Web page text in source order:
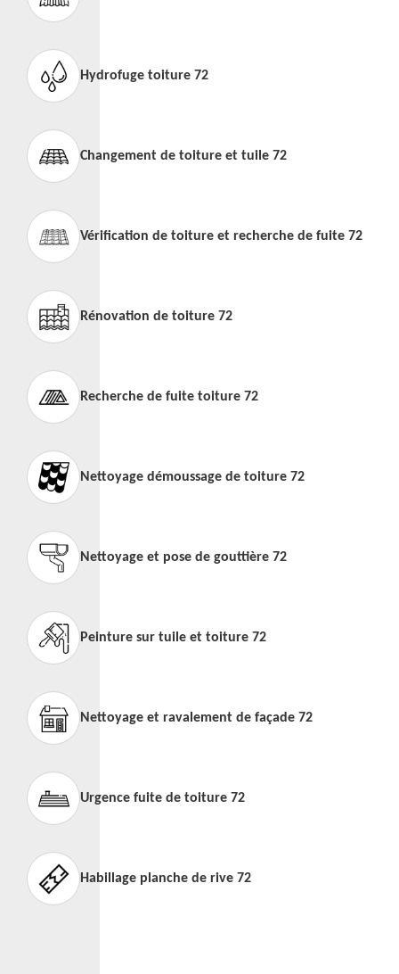
Hydrofuge toiture 72
Changement de toiture et tuile 72
Vérification de toiture et recherche de fuite 72
Rénovation de toiture 72
Recherche de fuite toiture 72
Nettoyage démoussage de toiture 72
Nettoyage et pose de gouttière 72
Peinture sur tuile et toiture 72
Nettoyage et ravalement de façade 72
Urgence fuite de toiture 72
Habillage planche de rive 72